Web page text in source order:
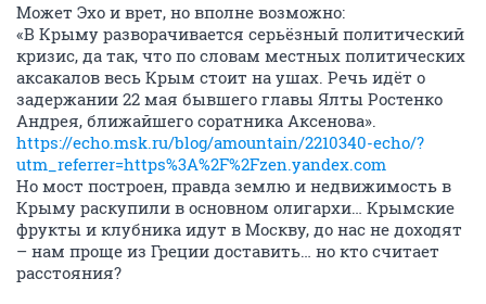
Может Эхо и врет, но вполне возможно:
«В Крыму разворачивается серьёзный политический
кризис, да так, что по словам местных политических
аксакалов весь Крым стоит на ушах. Речь идёт о
задержании 22 мая бывшего главы Ялты Ростенко
Андрея, ближайшего соратника Аксенова».
https://echo.msk.ru/blog/amountain/2210340-echo/?
utm_referrer=https%3A%2F%2Fzen.yandex.com
Но мост построен, правда землю и недвижимость в
Крыму раскупили в основном олигархи… Крымские
фрукты и клубника идут в Москву, до нас не доходят
– нам проще из Греции доставить… но кто считает
расстояния?